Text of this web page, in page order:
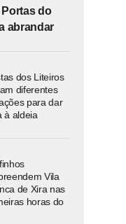
do
abrandar
dos Liteiros
diferentes
para dar
à aldeia
Vila
de Xira nas
horas do